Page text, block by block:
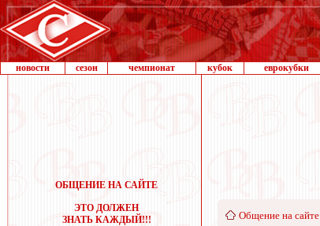
новости сезон чемпионат кубок еврокубки
ОБЩЕНИЕ НА САЙТЕ
ЭТО ДОЛЖЕН
ЗНАТЬ КАЖДЫЙ!!!
Общение на сайте